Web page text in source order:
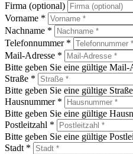
Firma (optional)
Vorname *
Nachname *
Telefonnummer *
Mail-Adresse *
Bitte geben Sie eine gültige Mail-
Straße *
Bitte geben Sie eine gültige
Hausnummer *
Bitte geben Sie eine gültige
Postleitzahl *
Bitte geben Sie eine gültige
Stadt *